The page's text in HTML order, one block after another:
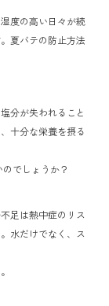
度の高い日々が続
夏バテの防止方法
分が失われること
十分な栄養を摂る
でしょうか？
足は熱中症のリス
水だけでなく、ス